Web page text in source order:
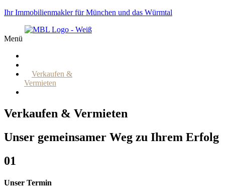
Ihr Immobilienmakler für München und das Würmtal
Menü
Verkaufen &
Vermieten
Verkaufen & Vermieten
Unser gemeinsamer Weg zu Ihrem Erfolg
01
Unser Termin